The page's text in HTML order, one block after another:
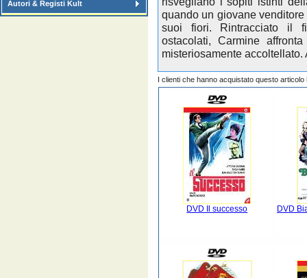
Autori & Registi Kult
quando un giovane
suoi fiori. Rintracciato il
ostacolati, Carmine
misteriosamente
I clienti che hanno acquistato questo
DVD Il successo DVD